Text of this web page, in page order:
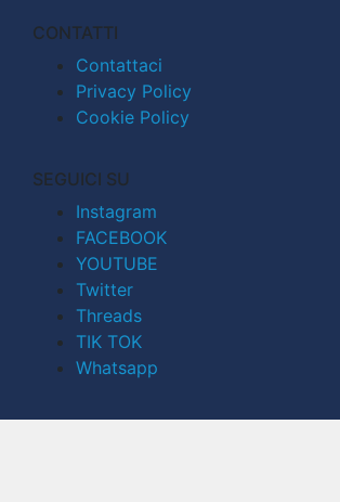
CONTATTI
Contattaci
Privacy Policy
Cookie Policy
SEGUICI SU
Instagram
FACEBOOK
YOUTUBE
Twitter
Threads
TIK TOK
Whatsapp